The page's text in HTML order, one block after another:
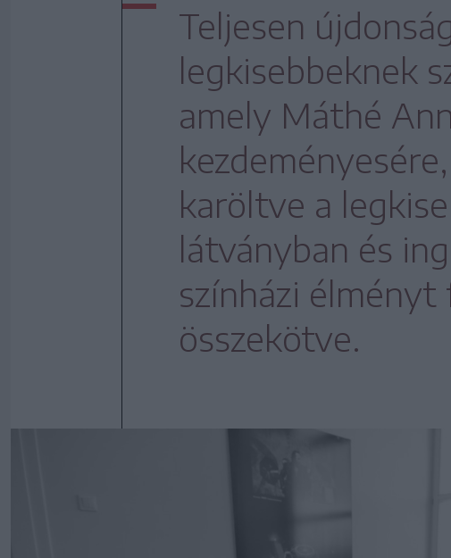
Teljesen
legkisebbeknek
amely Máthé
karöltve a
látványban és
színházi élményt
összekötve.